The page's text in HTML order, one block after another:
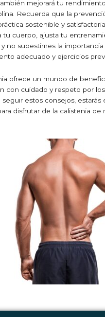
mejorará tu
Recuerda que la
sostenible y
tu cuerpo, ajusta tu
no subestimes la
adecuado y ejercicios
ofrece un mundo de
con cuidado y respeto por
seguir estos consejos, estarás
disfrutar de la calistenia de